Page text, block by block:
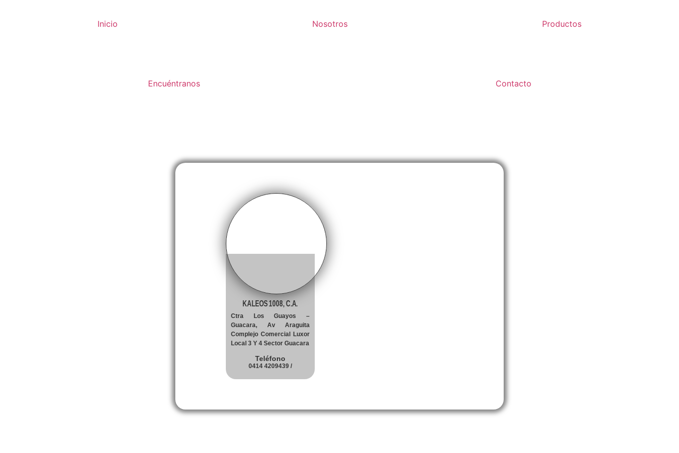
Inicio Nosotros Productos
Encuéntranos Contacto
KALEOS 1008, C.A.
Ctra Los Guayos –
Guacara, Av Araguita
Complejo Comercial Luxor
Local 3 Y 4 Sector Guacara
Teléfono
0414 4209439 /